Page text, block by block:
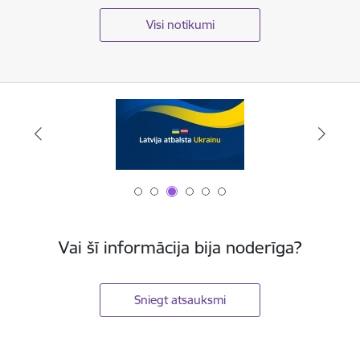
Visi notikumi
Vai šī informācija bija noderīga?
Sniegt atsauksmi